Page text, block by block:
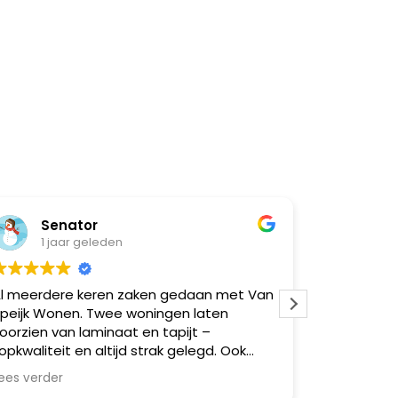
Senator
1 jaar geleden
meerdere keren zaken gedaan met Van
Wonen. Twee woningen laten
van laminaat en tapijt –
en altijd strak gelegd. Ook
vrienden via mij geholpen,
zeer tevreden. Betrouwbaar,
verder